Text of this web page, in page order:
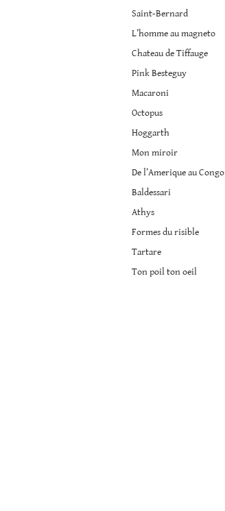
Saint-Bernard
L’homme au magneto
Chateau de Tiffauge
Pink Besteguy
Macaroni
Octopus
Hoggarth
Mon miroir
De l’Amerique au Congo
Baldessari
Athys
Formes du risible
Tartare
Ton poil ton oeil